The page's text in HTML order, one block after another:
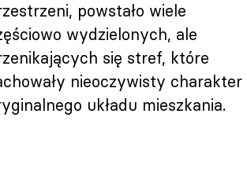
powstało wiele
wydzielonych, ale
się stref, które
nieoczywisty charakter
układu mieszkania.